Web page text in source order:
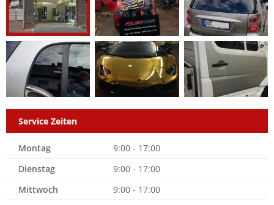
Service Zeiten
Montag
9:00 - 17:00
Dienstag
9:00 - 17:00
Mittwoch
9:00 - 17:00